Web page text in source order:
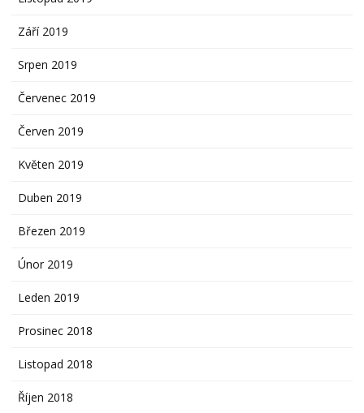
Září 2019
Srpen 2019
Červenec 2019
Červen 2019
Květen 2019
Duben 2019
Březen 2019
Únor 2019
Leden 2019
Prosinec 2018
Listopad 2018
Říjen 2018